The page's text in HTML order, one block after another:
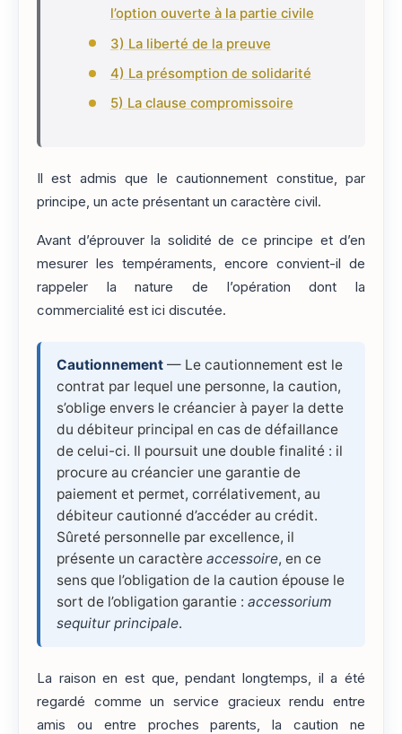
l’option ouverte à la partie civile
3) La liberté de la preuve
4) La présomption de solidarité
5) La clause compromissoire
Il est admis que le cautionnement constitue, par
principe, un acte présentant un caractère civil.
Avant d’éprouver la solidité de ce principe et d’en
mesurer les tempéraments, encore convient-il de
rappeler la nature de l’opération dont la
commercialité est ici discutée.
Cautionnement — Le cautionnement est le
contrat par lequel une personne, la caution,
s’oblige envers le créancier à payer la dette
du débiteur principal en cas de défaillance
de celui-ci. Il poursuit une double finalité : il
procure au créancier une garantie de
paiement et permet, corrélativement, au
débiteur cautionné d’accéder au crédit.
Sûreté personnelle par excellence, il
présente un caractère accessoire, en ce
sens que l’obligation de la caution épouse le
sort de l’obligation garantie : accessorium
sequitur principale.
La raison en est que, pendant longtemps, il a été
regardé comme un service gracieux rendu entre
amis ou entre proches parents, la caution ne